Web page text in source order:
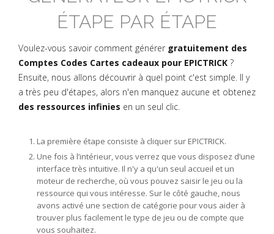
ÉTAPE PAR ÉTAPE
Voulez-vous savoir comment générer gratuitement des
Comptes Codes Cartes cadeaux pour EPICTRICK ?
Ensuite, nous allons découvrir à quel point c'est simple. Il y
a très peu d'étapes, alors n'en manquez aucune et obtenez
des ressources infinies en un seul clic.
La première étape consiste à cliquer sur EPICTRICK.
Une fois à l’intérieur, vous verrez que vous disposez d’une
interface très intuitive. Il n'y a qu'un seul accueil et un
moteur de recherche, où vous pouvez saisir le jeu ou la
ressource qui vous intéresse. Sur le côté gauche, nous
avons activé une section de catégorie pour vous aider à
trouver plus facilement le type de jeu ou de compte que
vous souhaitez.